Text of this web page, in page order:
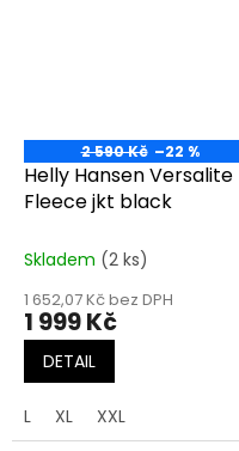
2 590 Kč –22 %
Helly Hansen Versalite
Fleece jkt black
Skladem (2 ks)
1 652,07 Kč bez DPH
1 999 Kč
DETAIL
L XL XXL